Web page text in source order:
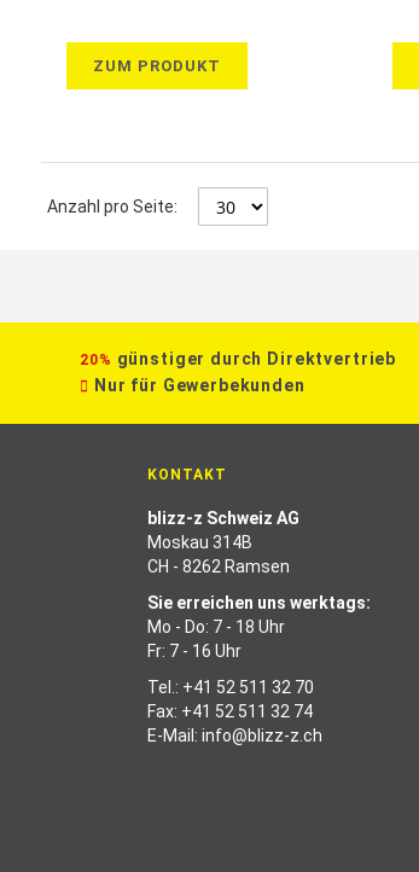
ZUM PRODUKT
Anzahl pro Seite:
20% günstiger durch Direktvertrieb
Nur für Gewerbekunden
KONTAKT
blizz-z Schweiz AG
Moskau 314B
CH - 8262 Ramsen
Sie erreichen uns werktags:
Mo - Do: 7 - 18 Uhr
Fr: 7 - 16 Uhr
Tel.: +41 52 511 32 70
Fax: +41 52 511 32 74
E-Mail: info@blizz-z.ch